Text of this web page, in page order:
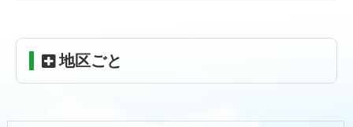
へ
る
地区ごと